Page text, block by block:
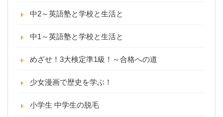
中2～英語塾と学校と生活と
中1～英語塾と学校と生活と
めざせ！3大検定準1級！～合格への道
少女漫画で歴史を学ぶ！
小学生 中学生の脱毛